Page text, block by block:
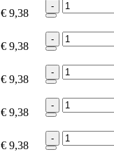
€ 9,38
-
€ 9,38
-
€ 9,38
-
€ 9,38
-
€ 9,38
-